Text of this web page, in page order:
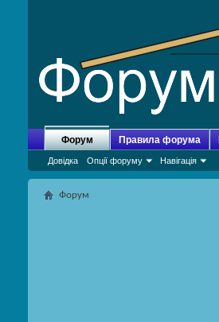
Форум
Довідка Опції форуму Навігація
Правила форума
Форум